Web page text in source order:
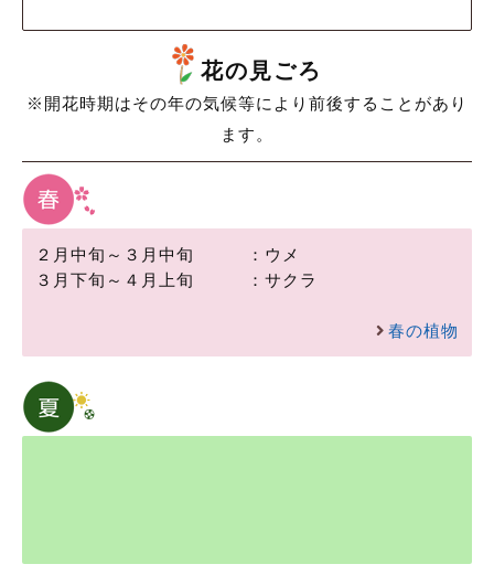
花の見ごろ
※開花時期はその年の気候等により前後することがあり
ます。
２月中旬～３月中旬 ： ウメ
３月下旬～４月上旬
： サクラ
春の植物